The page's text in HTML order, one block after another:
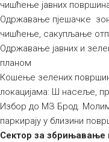
чишћење јавних
Одржавање пјешачке
чишћење, сакупљање
Одржавање јавних и
планом
Кошење зелених
локацијама: Ш насеље,
Избор до МЗ Брод.
паркирају у близини
Сектор за